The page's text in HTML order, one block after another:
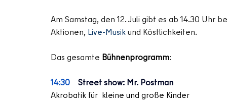
Am Samstag, den 12. Juli gibt es ab 14.30 Uhr
Aktionen, Live-Musik und Köstlichkeiten.
Das gesamte Bühnenprogramm:
14:30
Street show: Mr. Postman
Akrobatik für  kleine und große Kinder